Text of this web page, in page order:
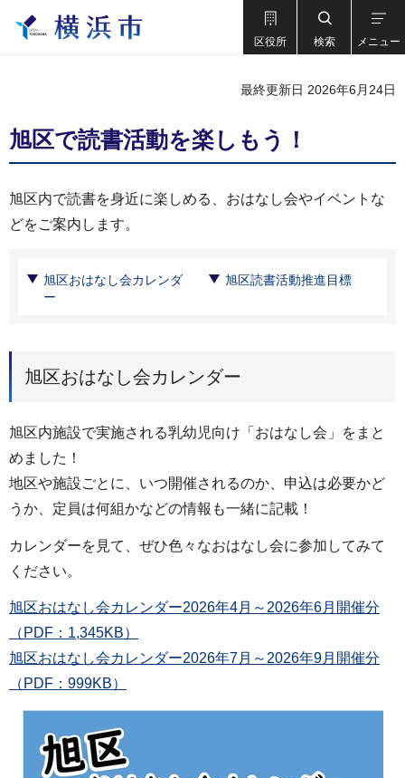
区役所 検索 メニュー
最終更新日 2026年6月24日
旭区で読書活動を楽しもう！
旭区内で読書を身近に楽しめる、おはなし会やイベントな
どをご案内します。
旭区おはなし会カレンダ
ー
旭区読書活動推進目標
旭区おはなし会カレンダー
旭区内施設で実施される乳幼児向け「おはなし会」をまと
めました！
地区や施設ごとに、いつ開催されるのか、申込は必要かど
うか、定員は何組かなどの情報も一緒に記載！
カレンダーを見て、ぜひ色々なおはなし会に参加してみて
ください。
旭区おはなし会カレンダー2026年4月～2026年6月開催分
（PDF：1,345KB）
旭区おはなし会カレンダー2026年7月～2026年9月開催分
（PDF：999KB）